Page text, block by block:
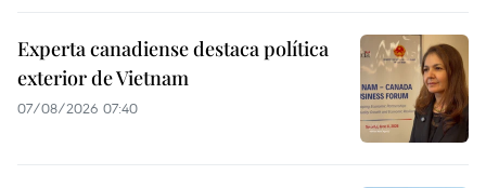
Experta canadiense destaca política
exterior de Vietnam
07/08/2026 07:40